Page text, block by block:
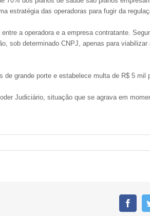
estratégia das operadoras para fugir da
a operadora e a empresa contratante.
sob determinado CNPJ, apenas para
grande porte e estabelece multa de R$ 5 mil
Judiciário, situação que se agrava em